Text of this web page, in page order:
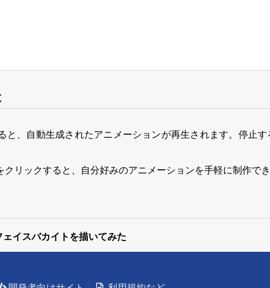
と、自動生成されたアニメーションが再生されます。停止
リックすると、自分好みのアニメーションを手軽に制作でき
イスバカイトを描いてみた